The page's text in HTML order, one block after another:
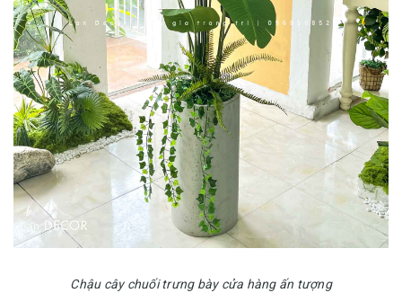
Chậu cây chuối trưng bày cửa hàng ấn tượng